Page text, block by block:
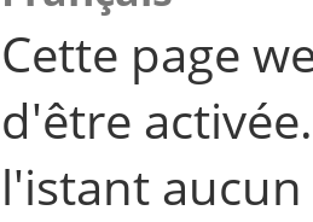
Cette page
d'être
l'istant